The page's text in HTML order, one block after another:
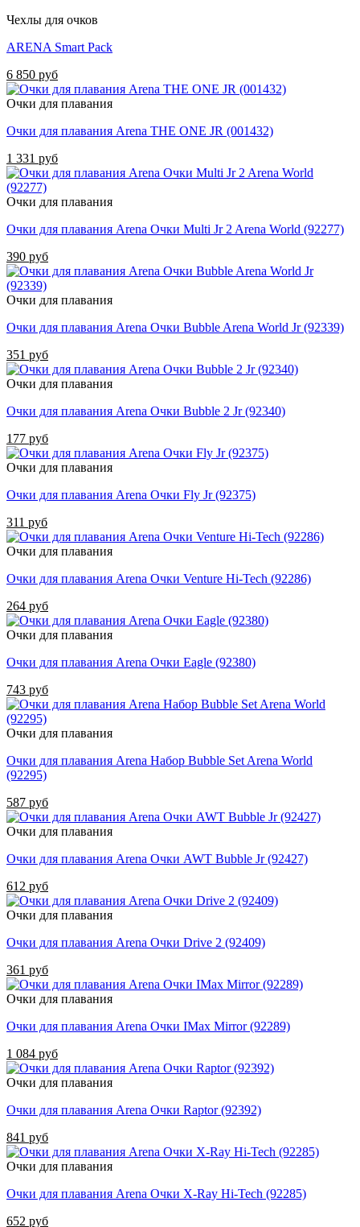
Чехлы для очков
ARENA Smart Pack
6 850 руб
Очки для плавания
Очки для плавания Arena THE ONE JR (001432)
1 331 руб
Очки для плавания
Очки для плавания Arena Очки Multi Jr 2 Arena World (92277)
390 руб
Очки для плавания
Очки для плавания Arena Очки Bubble Arena World Jr (92339)
351 руб
Очки для плавания
Очки для плавания Arena Очки Bubble 2 Jr (92340)
177 руб
Очки для плавания
Очки для плавания Arena Очки Fly Jr (92375)
311 руб
Очки для плавания
Очки для плавания Arena Очки Venture Hi-Tech (92286)
264 руб
Очки для плавания
Очки для плавания Arena Очки Eagle (92380)
743 руб
Очки для плавания
Очки для плавания Arena Набор Bubble Set Arena World
(92295)
587 руб
Очки для плавания
Очки для плавания Arena Очки AWT Bubble Jr (92427)
612 руб
Очки для плавания
Очки для плавания Arena Очки Drive 2 (92409)
361 руб
Очки для плавания
Очки для плавания Arena Очки IMax Mirror (92289)
1 084 руб
Очки для плавания
Очки для плавания Arena Очки Raptor (92392)
841 руб
Очки для плавания
Очки для плавания Arena Очки X-Ray Hi-Tech (92285)
652 руб